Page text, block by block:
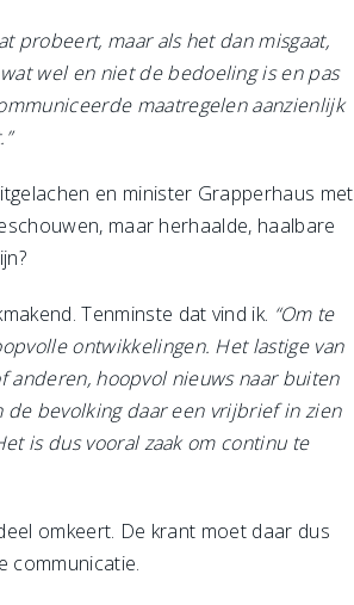
probeert, maar als het dan misgaat,
wel en niet de bedoeling is en pas
maatregelen aanzienlijk
en minister Grapperhaus met
maar herhaalde, haalbare
Tenminste dat vind ik. “Om te
ontwikkelingen. Het lastige van
anderen, hoopvol nieuws naar buiten
de bevolking daar een vrijbrief in zien
is dus vooral zaak om continu te
omkeert. De krant moet daar dus
communicatie.